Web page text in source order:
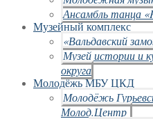
Ансамбль танца
Музейный комплекс
«Вальдавский
Музей истории и
округа
Молодёжь МБУ ЦКД
Молодёжь
Молод.Центр